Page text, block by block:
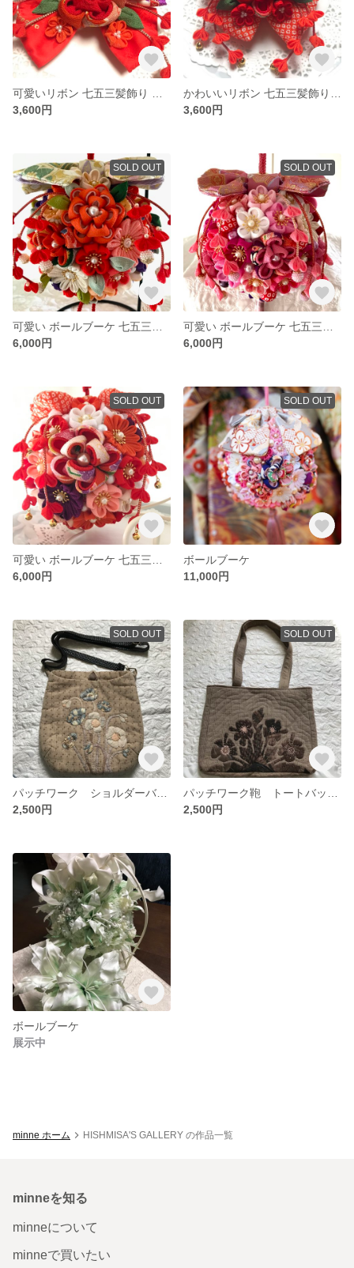
3,600円
3,600円
SOLD OUT
6,000円
SOLD OUT
6,000円
SOLD OUT
6,000円
SOLD OUT
ボールブーケ
11,000円
SOLD OUT
パッチワーク ショルダーバッグ 送料無料
2,500円
SOLD OUT
2,500円
ボールブーケ
展示中
minne ホーム HISHMISA'S GALLERY の作品一覧
minneを知る
minneについて
minneで買いたい